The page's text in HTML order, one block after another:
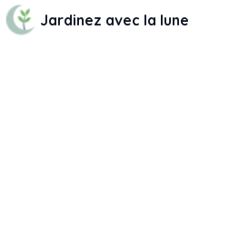
Jardinez avec la lune